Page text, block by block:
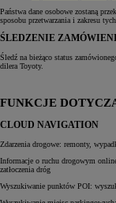
Państwa dane osobowe zostaną
sposobu przetwarzania i zakresu
ŚLEDZENIE
Śledź na bieżąco status
dilera Toyoty.
FUNKCJE
CLOUD NAVIGATION
Zdarzenia drogowe: remonty,
Informacje o ruchu drogowym
zatłoczenia dróg
Wyszukiwanie punktów POI: